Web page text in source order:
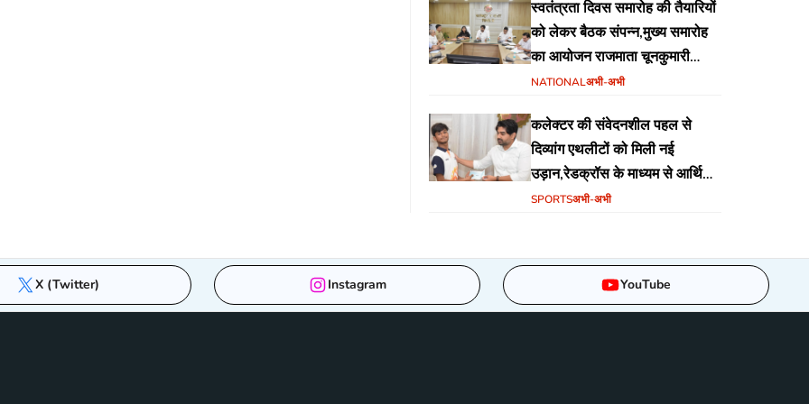
स्वतंत्रता दिवस समारोह की तैयारियों
को लेकर बैठक संपन्न,मुख्य समारोह
का आयोजन राजमाता चूनकुमारी
स्टेडियम बैढ़न में होगा
NATIONALअभी-अभी
कलेक्टर की संवेदनशील पहल से
दिव्यांग एथलीटों को मिली नई
उड़ान,रेडक्रॉस के माध्यम से आर्थिक
सहायता व खेल सामग्री उपलब्ध,
SPORTSअभी-अभी
X (Twitter) Instagram YouTube